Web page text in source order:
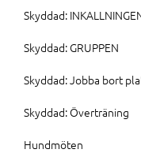
Skyddad:
Skyddad: GRUPPEN
Skyddad: Jobba bort
Skyddad: Överträning
Hundmöten